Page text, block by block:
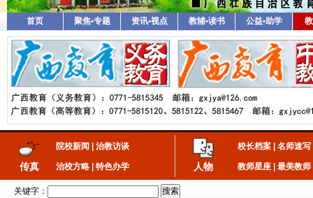
首页 聚焦•专题 资讯•视点 教辅•读书 公益•助学
传真
院校新闻 治教访谈
治校方略 特色办学 人物
校长档案 名师速写
教师星座 最美教师
关键字： 搜索